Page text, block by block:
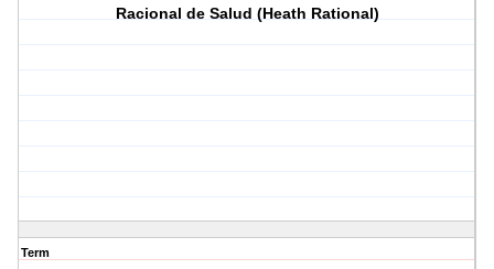
Racional de Salud (Heath Rational)
Term